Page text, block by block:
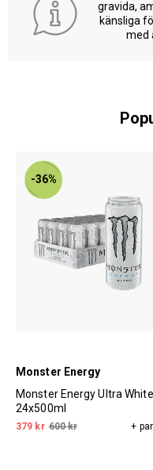
gravida,
känsliga
med
-36%
Monster Energy
Monster Energy Ultra White
24x500ml
379 kr 600 kr +